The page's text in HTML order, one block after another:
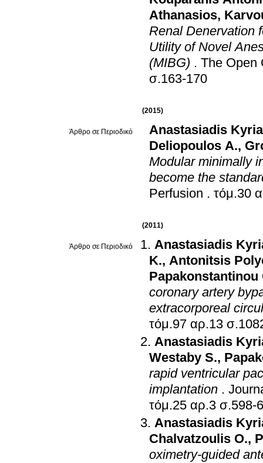
Athanasios,
Renal Denervation
Utility of Novel
(MIBG) . The Open
σ.163-170
(2015)
Άρθρο σε Περιοδικό
Anastasiadis
Deliopoulos A.,
Modular minimally
become the
Perfusion .
(2011)
Άρθρο σε Περιοδικό
Anastasiadis
K., Antonitsis
Papakonstantinou
coronary artery
extracorporeal
τόμ.97
Anastasiadis
Westaby S.,
rapid ventricular
implantation .
τόμ.25 αρ.3
Anastasiadis
Chalvatzoulis O.,
oximetry-guided